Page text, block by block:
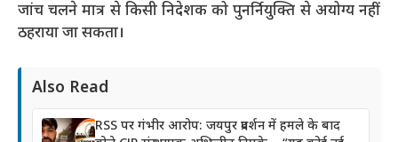
जांच चलने मात्र से किसी निदेशक को पुनर्नियुक्ति से अयोग्य नहीं
ठहराया जा सकता।
Also Read
RSS पर गंभीर आरोप: जयपुर प्रदर्शन में हमले के बाद